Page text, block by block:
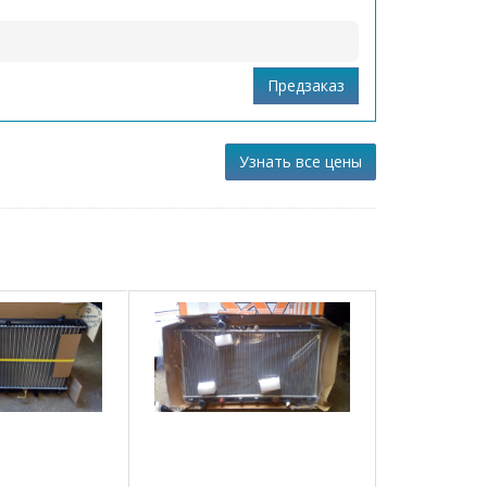
Узнать все цены